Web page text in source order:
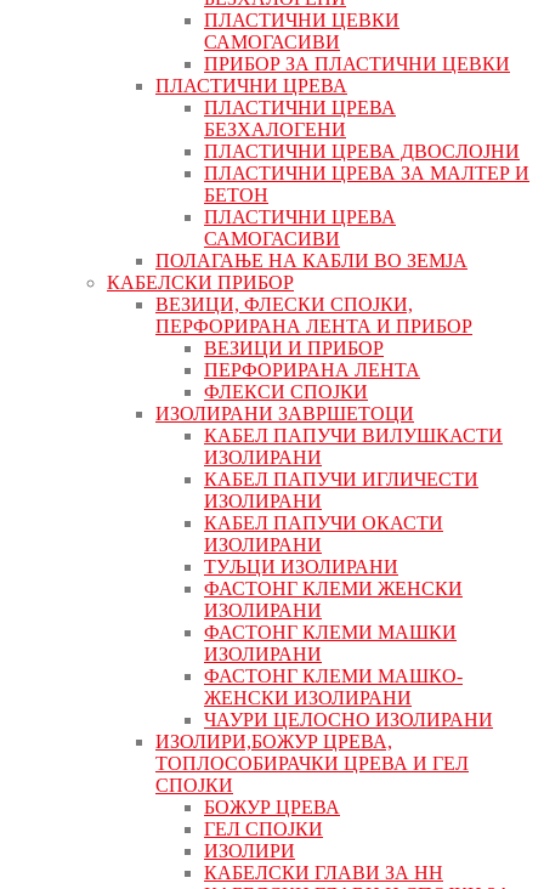
ПЛАСТИЧНИ ЦЕВКИ
САМОГАСИВИ
ПРИБОР ЗА ПЛАСТИЧНИ ЦЕВКИ
ПЛАСТИЧНИ ЦРЕВА
ПЛАСТИЧНИ ЦРЕВА
БЕЗХАЛОГЕНИ
ПЛАСТИЧНИ ЦРЕВА ДВОСЛОЈНИ
ПЛАСТИЧНИ ЦРЕВА ЗА МАЛТЕР И
БЕТОН
ПЛАСТИЧНИ ЦРЕВА
САМОГАСИВИ
ПОЛАГАЊЕ НА КАБЛИ ВО ЗЕМЈА
КАБЕЛСКИ ПРИБОР
ВЕЗИЦИ, ФЛЕСКИ СПОЈКИ,
ПЕРФОРИРАНА ЛЕНТА И ПРИБОР
ВЕЗИЦИ И ПРИБОР
ПЕРФОРИРАНА ЛЕНТА
ФЛЕКСИ СПОЈКИ
ИЗОЛИРАНИ ЗАВРШЕТОЦИ
КАБЕЛ ПАПУЧИ ВИЛУШКАСТИ
ИЗОЛИРАНИ
КАБЕЛ ПАПУЧИ ИГЛИЧЕСТИ
ИЗОЛИРАНИ
КАБЕЛ ПАПУЧИ ОКАСТИ
ИЗОЛИРАНИ
ТУЉЦИ ИЗОЛИРАНИ
ФАСТОНГ КЛЕМИ ЖЕНСКИ
ИЗОЛИРАНИ
ФАСТОНГ КЛЕМИ МАШКИ
ИЗОЛИРАНИ
ФАСТОНГ КЛЕМИ МАШКO-
ЖЕНСКИ ИЗОЛИРАНИ
ЧАУРИ ЦЕЛОСНО ИЗОЛИРАНИ
ИЗОЛИРИ,БОЖУР ЦРЕВА,
ТОПЛОСОБИРАЧКИ ЦРЕВА И ГЕЛ
СПОЈКИ
БОЖУР ЦРЕВА
ГЕЛ СПОЈКИ
ИЗОЛИРИ
КАБЕЛСКИ ГЛАВИ ЗА НН